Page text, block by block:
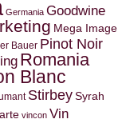
Germania Goodwine
Mega Image
Bauer Pinot Noir
Romania
Blanc
Stirbey Syrah
vincon Vin